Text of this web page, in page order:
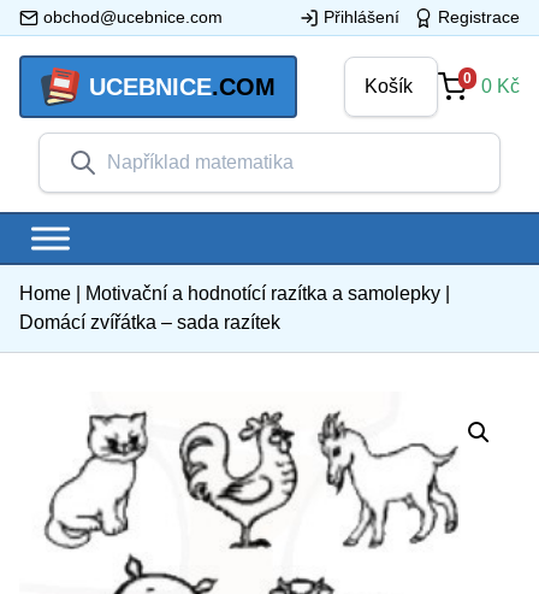
obchod@ucebnice.com Přihlášení Registrace
UCEBNICE.COM Košík 0 0 Kč
Home Motivační a hodnotící razítka a samolepky
Domácí zvířátka – sada razítek